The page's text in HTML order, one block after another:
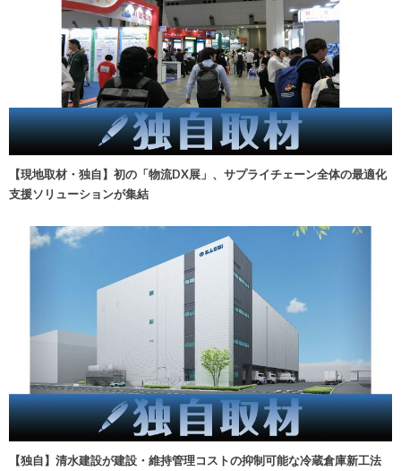
【現地取材・独自】初の「物流DX展」、サプライチェーン全体の最適化
支援ソリューションが集結
【独自】清水建設が建設・維持管理コストの抑制可能な冷蔵倉庫新工法